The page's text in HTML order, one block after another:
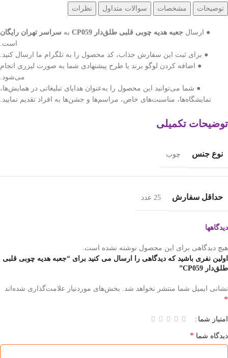
توضیحات مشخصات سوالات متداول نظرات
● ارسال جعبه هدیه چوبی قلبی طلق‌دار CP059 به سراسر تهران رایگان
است.
● برای ثبت این سفارش جذاب، کد محصول را به تلگرام ما ارسال کنید.
● اضافه کردن لوگو برند یا طرح پیشنهادی شما به صورت لیزری انجام
می‌شود.
● شما می‌توانید این محصول را به‌عنوان هدایای تبلیغاتی در همایش‌ها،
نمایشگاه‌ها، مناسبت‌های خاص، مراسم‌ها و جشن‌ها به افراد تقدیم نمایید.
توضیحات تکمیلی
نوع جنس چوب
حداقل سفارش 25 عدد
دیدگاهها
هیچ دیدگاهی برای این محصول نوشته نشده است.
اولین نفری باشید که دیدگاهی را ارسال می کنید برای “جعبه هدیه چوبی قلبی
طلق‌دار CP059”
نشانی ایمیل شما منتشر نخواهد شد. بخش‌های موردنیاز علامت‌گذاری شده‌اند
*
امتیاز شما
دیدگاه شما *